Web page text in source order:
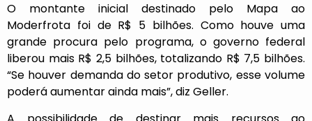
O montante inicial destinado pelo Mapa ao
Moderfrota foi de R$ 5 bilhões. Como houve uma
grande procura pelo programa, o governo federal
liberou mais R$ 2,5 bilhões, totalizando R$ 7,5 bilhões.
“Se houver demanda do setor produtivo, esse volume
poderá aumentar ainda mais”, diz Geller.